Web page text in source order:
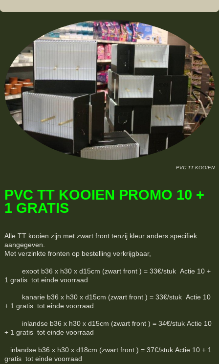
PVC TT KOOIEN
PVC TT KOOIEN PROMO 10 +
1 GRATIS
Alle TT kooien zijn met zwart front tenzij kleur anders specifiek
aangegeven.
Met verzinkte fronten op bestelling verkrijgbaar,
exoot b36 x h30 x d15cm (zwart front ) = 33€/stuk Actie 10 +
1 gratis tot einde voorraad
kanarie b36 x h30 x d15cm (zwart front ) = 33€/stuk Actie 10
+ 1 gratis tot einde voorraad
inlandse b36 x h30 x d15cm (zwart front ) = 34€/stuk Actie 10
+ 1 gratis tot einde voorraad
inlandse b36 x h30 x d18cm (zwart front ) = 37€/stuk Actie 10 + 1
gratis tot einde voorraad